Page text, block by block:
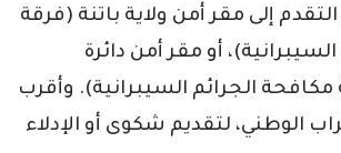
إلى مقر أمن ولاية باتنة (فرقة
أو مقر أمن دائرة
الجرائم السيبرانية). وأقرب
الوطني، لتقديم شكوى أو الإدلاء